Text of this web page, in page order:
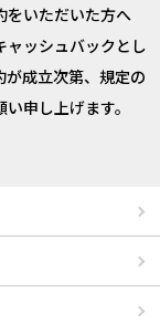
をいただいた方へ
ャッシュバックとし
成立次第、規定の
申し上げます。